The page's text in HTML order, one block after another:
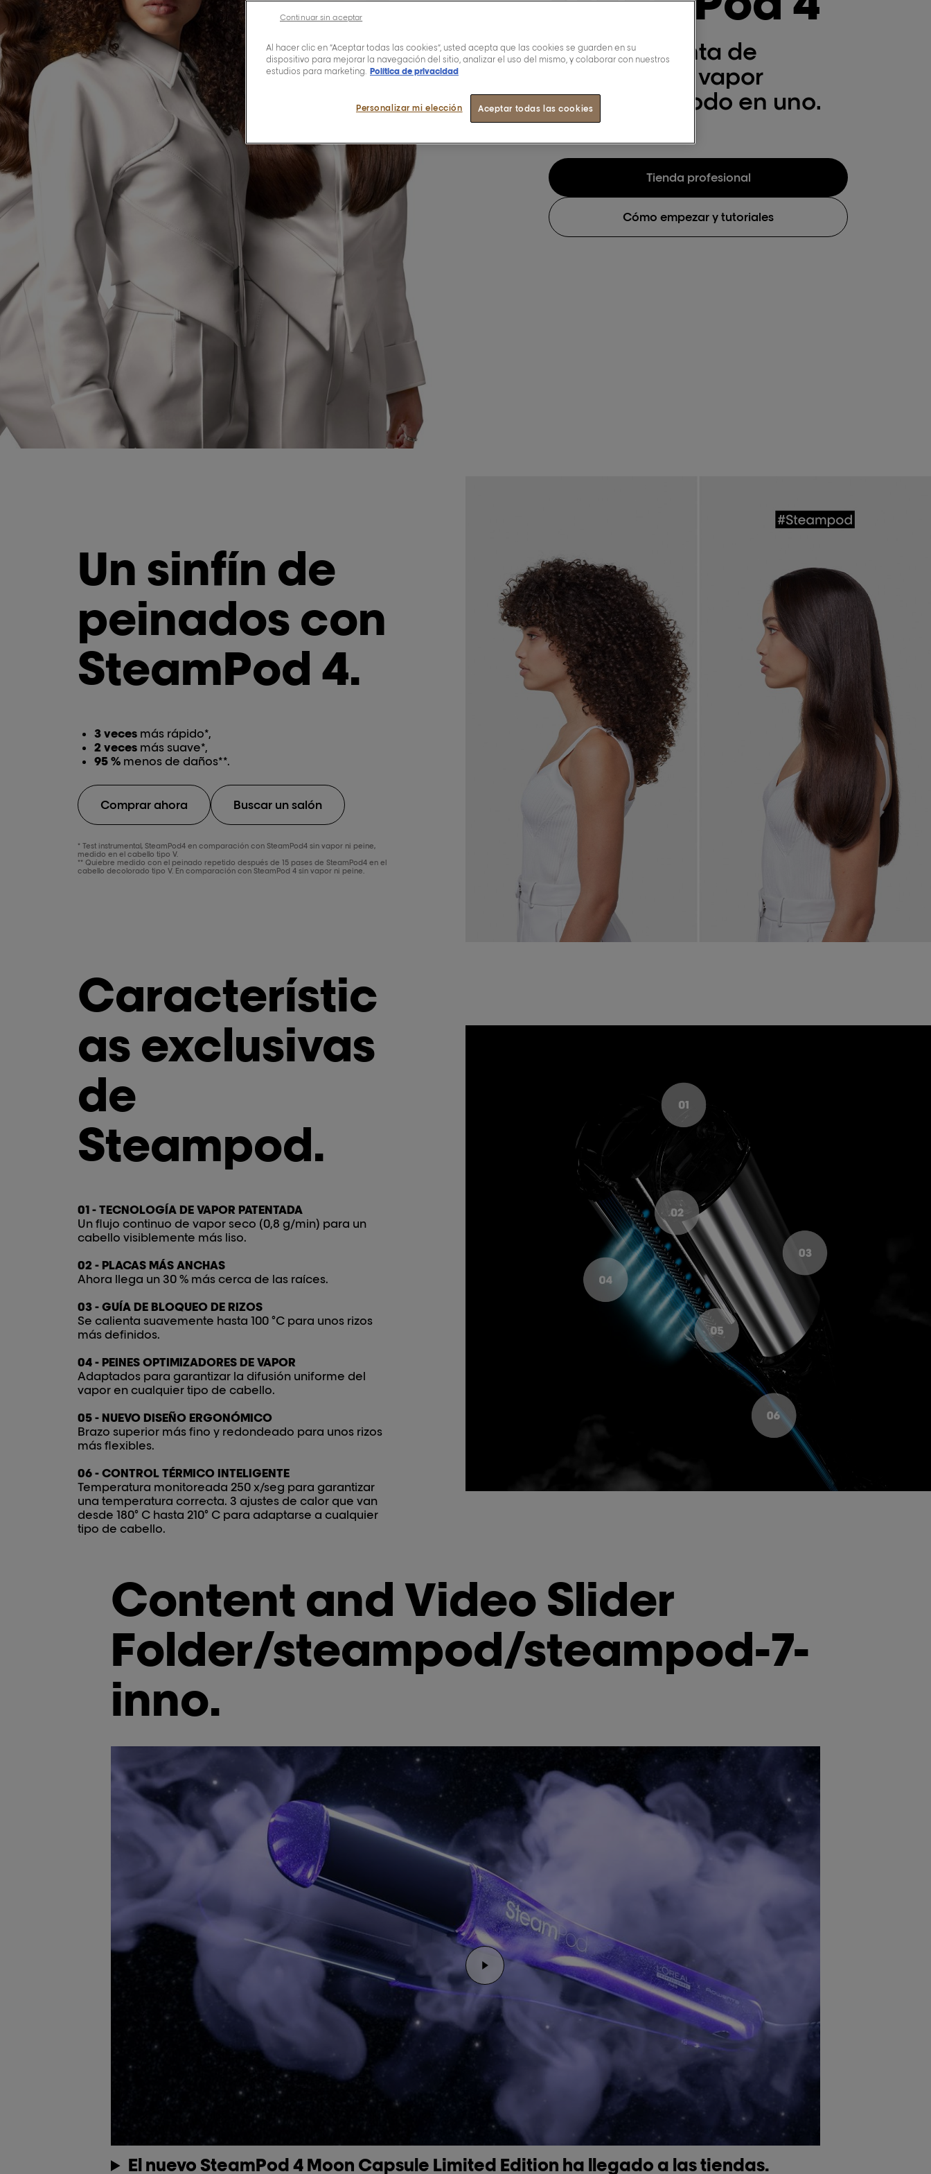
La herramienta de
peinado con vapor
profesional todo en uno.
Tienda profesional
Cómo empezar y tutoriales
Un sinfín de
peinados con
SteamPod 4.
3 veces más rápido*,
2 veces más suave*,
95 % menos de daños**.
Comprar ahora Buscar un salón
* Test instrumental, SteamPod4 en comparación con SteamPod4 sin vapor ni peine,
medido en el cabello tipo V.
** Quiebre medido con el peinado repetido después de 15 pases de SteamPod4 en el
cabello decolorado tipo V. En comparación con SteamPod 4 sin vapor ni peine.
Característic
as exclusivas
de
Steampod.
01 - TECNOLOGÍA DE VAPOR PATENTADA
Un flujo continuo de vapor seco (0,8 g/min) para un
cabello visiblemente más liso.
02 - PLACAS MÁS ANCHAS
Ahora llega un 30 % más cerca de las raíces.
03 - GUÍA DE BLOQUEO DE RIZOS
Se calienta suavemente hasta 100 °C para unos rizos
más definidos.
04 - PEINES OPTIMIZADORES DE VAPOR
Adaptados para garantizar la difusión uniforme del
vapor en cualquier tipo de cabello.
05 - NUEVO DISEÑO ERGONÓMICO
Brazo superior más fino y redondeado para unos rizos
más flexibles.
06 - CONTROL TÉRMICO INTELIGENTE
Temperatura monitoreada 250 x/seg para garantizar
una temperatura correcta. 3 ajustes de calor que van
desde 180° C hasta 210° C para adaptarse a cualquier
tipo de cabello.
Content and Video Slider
Folder/steampod/steampod-7-
inno.
Reproducir el video Reproductor de videos de Youtube - Content and Video
El nuevo SteamPod 4 Moon Capsule Limited Edition ha llegado a las tiendas.
Al hacer clic en “Aceptar todas las cookies”, usted acepta que las cookies se guarden en su
dispositivo para mejorar la navegación del sitio, analizar el uso del mismo, y colaborar con nuestros
estudios para marketing. Política de privacidad
Aceptar todas las cookies
Personalizar mi elección
Continuar sin aceptar